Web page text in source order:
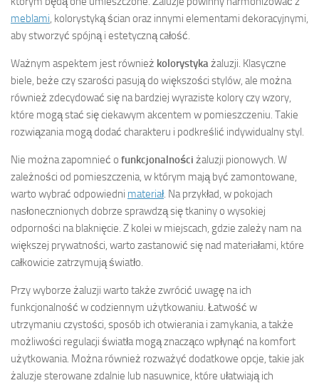
meblami, kolorystyką ścian oraz innymi elementami dekoracyjnymi,
aby stworzyć spójną i estetyczną całość.
Ważnym aspektem jest również kolorystykażaluzji. Klasyczne
biele, beże czy szarości pasują do większości stylów, ale można
również zdecydować się na bardziej wyraziste kolory czy wzory,
które mogą stać się ciekawym akcentem w pomieszczeniu. Takie
rozwiązania mogą dodać charakteru i podkreślić indywidualny styl.
Nie można zapomnieć o funkcjonalności żaluzji pionowych. W
zależności od pomieszczenia, w którym mają być zamontowane,
warto wybrać odpowiedni materiał. Na przykład, w pokojach
nasłonecznionych dobrze sprawdzą się tkaniny o wysokiej
odporności na blaknięcie. Z kolei w miejscach, gdzie zależy nam na
większej prywatności, warto zastanowić się nad materiałami, które
całkowicie zatrzymują światło.
Przy wyborze żaluzji warto także zwrócić uwagę na ich
funkcjonalność w codziennym użytkowaniu. Łatwość w
utrzymaniu czystości, sposób ich otwierania i zamykania, a także
możliwości regulacji światła mogą znacząco wpłynąć na komfort
użytkowania. Można również rozważyć dodatkowe opcje, takie jak
żaluzje sterowane zdalnie lub nasuwnice, które ułatwiają ich